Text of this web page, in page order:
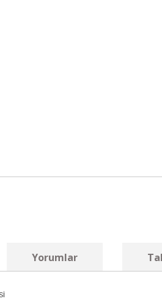
Yorumlar